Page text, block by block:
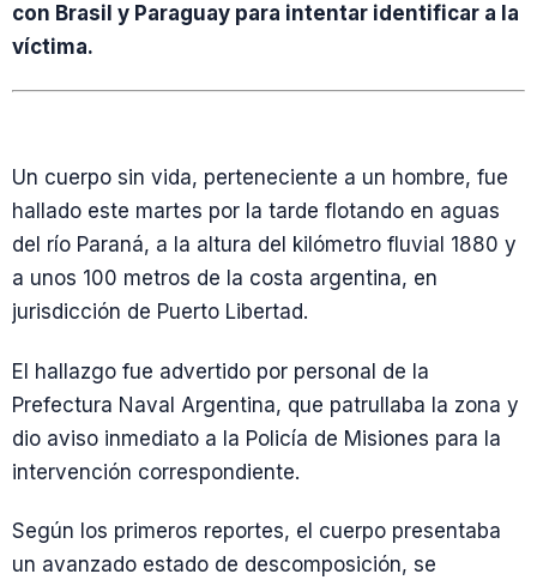
con Brasil y Paraguay para intentar identificar a la
víctima.
Un cuerpo sin vida, perteneciente a un hombre, fue
hallado este martes por la tarde flotando en aguas
del río Paraná, a la altura del kilómetro fluvial 1880 y
a unos 100 metros de la costa argentina, en
jurisdicción de Puerto Libertad.
El hallazgo fue advertido por personal de la
Prefectura Naval Argentina, que patrullaba la zona y
dio aviso inmediato a la Policía de Misiones para la
intervención correspondiente.
Según los primeros reportes, el cuerpo presentaba
un avanzado estado de descomposición, se